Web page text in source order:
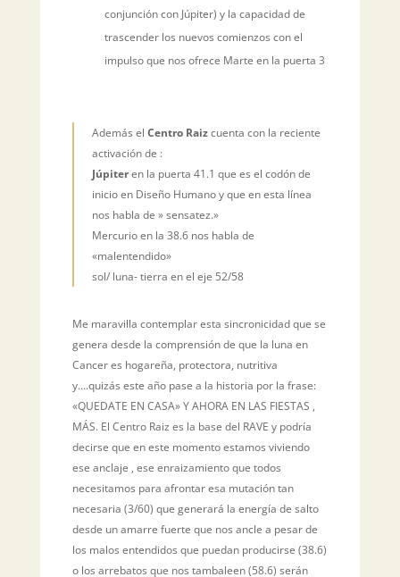
conjunción con Júpiter) y la capacidad de
trascender los nuevos comienzos con el
impulso que nos ofrece Marte en la puerta 3
Además el Centro Raizcuenta con la reciente
activación de :
Júpiteren la puerta 41.1 que es el codón de
inicio en Diseño Humano y que en esta línea
nos habla de » sensatez.»
Mercurio en la 38.6 nos habla de
«malentendido»
sol/ luna- tierra en el eje 52/58
Me maravilla contemplar esta sincronicidad que se
genera desde la comprensión de que la luna en
Cancer es hogareña, protectora, nutritiva
y….quizás este año pase a la historia por la frase:
«QUEDATE EN CASA» Y AHORA EN LAS FIESTAS ,
MÁS. El Centro Raiz es la base del RAVE y podría
decirse que en este momento estamos viviendo
ese anclaje , ese enraizamiento que todos
necesitamos para afrontar esa mutación tan
necesaria (3/60) que generará la energía de salto
desde un amarre fuerte que nos ancle a pesar de
los malos entendidos que puedan producirse (38.6)
o los arrebatos que nos tambaleen (58.6) serán